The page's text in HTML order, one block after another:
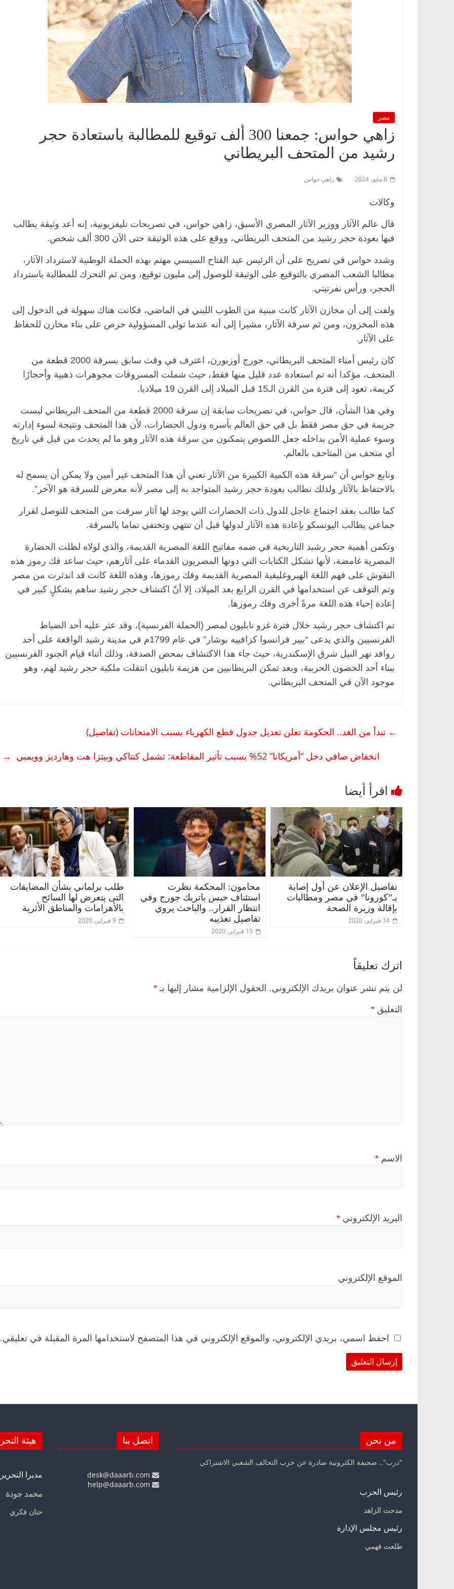
مصر
زاهي حواس: جمعنا 300 ألف توقيع للمطالبة باستعادة حجر
رشيد من المتحف البريطاني
8 مايو، 2024 زاهي حواس
وكالات
قال عالم الآثار ووزير الآثار المصري الأسبق، زاهي حواس، في تصريحات تليفزيونية، إنه أعد وثيقة يطالب
فيها بعودة حجر رشيد من المتحف البريطاني، ووقع على هذه الوثيقة حتى الآن 300 ألف شخص.
وشدد حواس في تصريح على أن الرئيس عبد الفتاح السيسي مهتم بهذه الحملة الوطنية لاسترداد الآثار،
مطالبا الشعب المصري بالتوقيع على الوثيقة للوصول إلى مليون توقيع، ومن ثم التحرك للمطالبة باسترداد
الحجر، ورأس نفرتيتي.
ولفت إلى أن مخازن الآثار كانت مبنية من الطوب اللبني في الماضي، فكانت هناك سهولة في الدخول إلى
هذه المخزون، ومن ثم سرقة الآثار، مشيرا إلى أنه عندما تولى المسؤولية حرص على بناء مخازن للحفاظ
على الآثار.
كان رئيس أمناء المتحف البريطاني، جورج أوزبورن، اعترف في وقت سابق بسرقة 2000 قطعة من
المتحف، مؤكدا أنه تم استعادة عدد قليل منها فقط، حيث شملت المسروقات مجوهرات ذهبية وأحجارًا
كريمة، تعود إلى فترة من القرن الـ15 قبل الميلاد إلى القرن 19 ميلاديا.
وفي هذا الشأن، قال حواس، في تصريحات سابقة إن سرقة 2000 قطعة من المتحف البريطاني ليست
جريمة في حق مصر فقط بل في حق العالم بأسره ودول الحضارات، لأن هذا المتحف ونتيجة لسوء إدارته
وسوء عملية الأمن بداخله جعل اللصوص يتمكنون من سرقة هذه الآثار وهو ما لم يحدث من قبل في تاريخ
أي متحف من المتاحف بالعالم.
وتابع حواس أن “سرقة هذه الكمية الكبيرة من الآثار تعني أن هذا المتحف غير أمين ولا يمكن أن يسمح له
بالاحتفاظ بالآثار ولذلك نطالب بعودة حجر رشيد المتواجد به إلى مصر لأنه معرض للسرقة هو الآخر”.
كما طالب بعقد اجتماع عاجل للدول ذات الحضارات التي يوجد لها آثار سرقت من المتحف للتوصل لقرار
جماعي يطالب اليونسكو بإعادة هذه الآثار لدولها قبل أن تنتهي وتختفي تماما بالسرقة.
وتكمن أهمية حجر رشيد التاريخية في ضمه مفاتيح اللغة المصرية القديمة، والذي لولاه لظلت الحضارة
المصرية غامضة، لأنها تشكل الكتابات التي دونها المصريون القدماء على آثارهم، حيث ساعد فك رموز هذه
النقوش على فهم اللغة الهيروغليفية المصرية القديمة وفك رموزها، وهذه اللغة كانت قد اندثرت من مصر
وتم التوقف عن استخدامها في القرن الرابع بعد الميلاد، إلا أنّ اكتشاف حجر رشيد ساهم بشكلٍ كبير في
إعادة إحياء هذه اللغة مرةً أخرى وفك رموزها.
تم اكتشاف حجر رشيد خلال فترة غزو نابليون لمصر (الحملة الفرنسية)، وقد عثر عليه أحد الضباط
الفرنسيين والذي يدعى “بيير فرانسوا كزافييه بوشار” في عام 1799م في مدينة رشيد الواقعة على أحد
روافد نهر النيل شرق الإسكندرية، حيث جاء هذا الاكتشاف بمحض الصدفة، وذلك أثناء قيام الجنود الفرنسيين
ببناء أحد الحصون الحربية، وبعد تمكن البريطانيين من هزيمة نابليون انتقلت ملكية حجر رشيد لهم، وهو
موجود الآن في المتحف البريطاني.
← تبدأ من الغد.. الحكومة تعلن تعديل جدول قطع الكهرباء بسبب الامتحانات (تفاصيل)
انخفاض صافي دخل “أمريكانا” 52% بسبب تأثير المقاطعة: تشمل كنتاكي وبيتزا هت وهارديز وويمبي
→
تفاصيل الإعلان عن أول إصابة
بـ”كورونا” في مصر ومطالبات
بإقالة وزيرة الصحة
14 فبراير، 2020
محامون: المحكمة نظرت
استئناف حبس باتريك جورج وفي
انتظار القرار.. والباحث يروي
تفاصيل تعذيبه
15 فبراير، 2020
طلب برلماني بشأن المضايقات
التى يتعرض لها السائح
بالأهرامات والمناطق الأثرية
9 فبراير، 2020
اترك تعليقاً
لن يتم نشر عنوان بريدك الإلكتروني. الحقول الإلزامية مشار إليها بـ *
التعليق *
الاسم *
البريد الإلكتروني *
الموقع الإلكتروني
احفظ اسمي، بريدي الإلكتروني، والموقع الإلكتروني في هذا المتصفح لاستخدامها المرة المقبلة في تعليقي.
الرئيسية ناس وناس
مقعد شاغر على مائدة الإفطار.. يحيى
حسين عبدالهادي فارس مقاومة
الخصخصة الذي دافع عن المال العام
الرئيسية مصر ناس وناس
في ذكرى رحيله.. د. نور فرحات فقيه
قانوني دافع عن قضايا الوطن وانحاز
للحرية (بروفايل)
ناس وناس
فاروق.. خبير اقتصادي
ميلاده وحيداً على أبواب
من نحن
"درب".. صحيفة الكترونية صادرة عن حزب التحالف الشعبي الاشتراكي
رئيس الحزب
مدحت الزاهد
رئيس مجلس الإدارة
طلعت فهمي
اتصل بنا هيئة
مديرا التحرير
محمد جودة
حنان فكري